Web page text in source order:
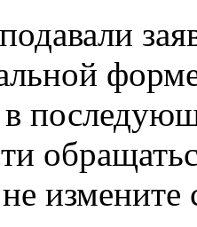
в
измените